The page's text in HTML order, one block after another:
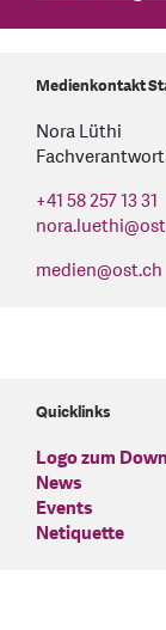
Medienkontakt
Nora Lüthi
+41 58 257 13 31
nora.luethi@
medien@ost.ch
Quicklinks
Logo zum
News
Events
Netiquette